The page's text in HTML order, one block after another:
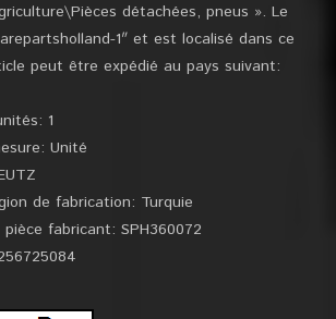
détachées, pneus ». Le
1″ et est localisé dans ce
peut être expédié au pays suivant:
1
Unité
de fabrication: Turquie
pièce fabricant: SPH360072